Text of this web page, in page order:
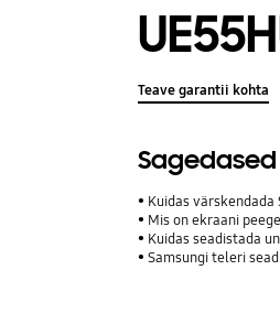
Teave garantii kohta
Kuidas
Mis on ekraani
Kuidas seadistada
Samsungi teleri